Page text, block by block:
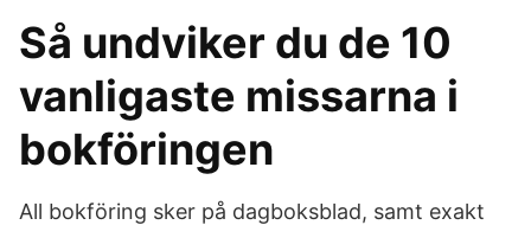
Så undviker du de 10
vanligaste missarna i
bokföringen
All bokföring sker på dagboksblad, samt exakt